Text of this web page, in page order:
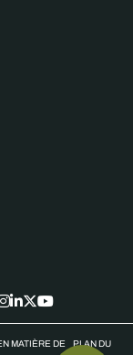
MATIÈRE DE PLAN DU